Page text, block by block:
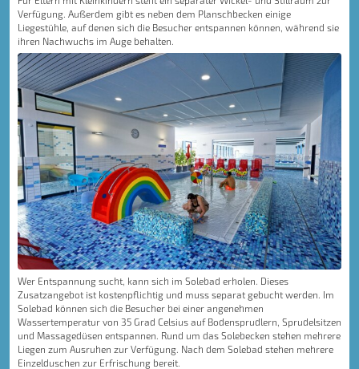
Verfügung. Außerdem gibt es neben dem Planschbecken einige
Liegestühle, auf denen sich die Besucher entspannen können, während sie
ihren Nachwuchs im Auge behalten.
Wer Entspannung sucht, kann sich im Solebad erholen. Dieses
Zusatzangebot ist kostenpflichtig und muss separat gebucht werden. Im
Solebad können sich die Besucher bei einer angenehmen
Wassertemperatur von 35 Grad Celsius auf Bodensprudlern, Sprudelsitzen
und Massagedüsen entspannen. Rund um das Solebecken stehen mehrere
Liegen zum Ausruhen zur Verfügung. Nach dem Solebad stehen mehrere
Einzelduschen zur Erfrischung bereit.